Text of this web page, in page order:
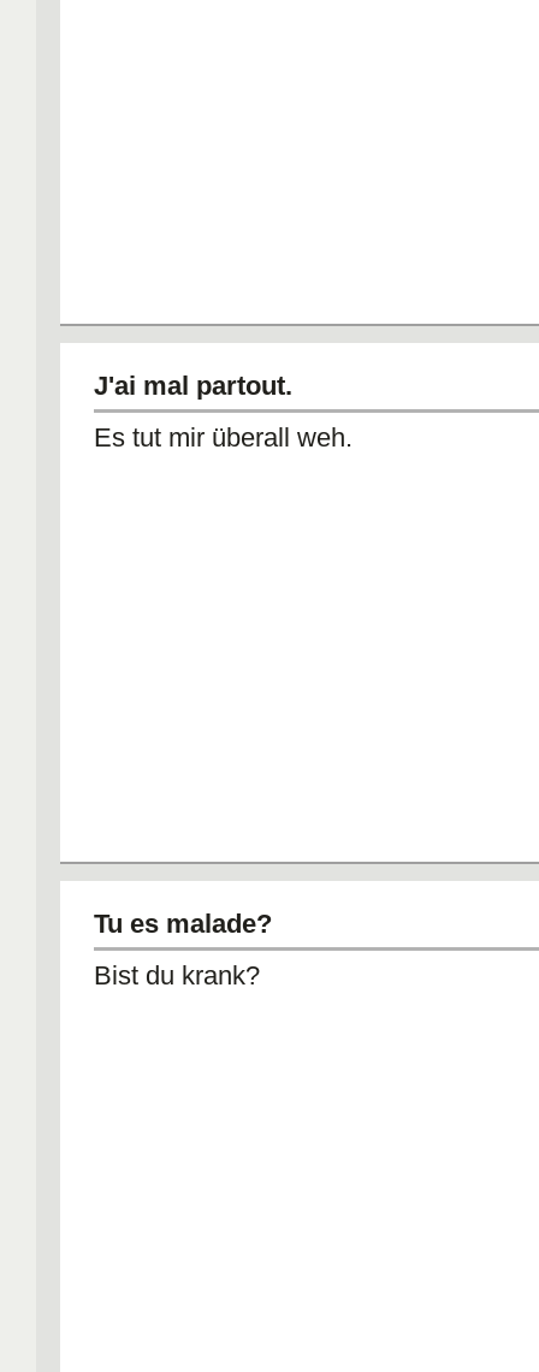
J'ai mal partout.
Es tut mir überall weh.
Tu es malade?
Bist du krank?